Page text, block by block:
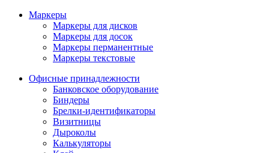
Маркеры
Маркеры для дисков
Маркеры для досок
Маркеры перманентные
Маркеры текстовые
Офисные принадлежности
Банковское оборудование
Биндеры
Брелки-идентификаторы
Визитницы
Дыроколы
Калькуляторы